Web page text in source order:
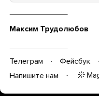
Максим Трудолюбов
Телеграм Фейсбук
Напишите нам